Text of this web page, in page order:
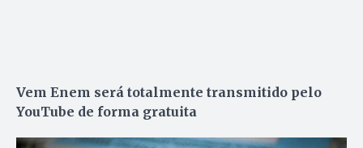
Vem Enem será totalmente transmitido pelo
YouTube de forma gratuita